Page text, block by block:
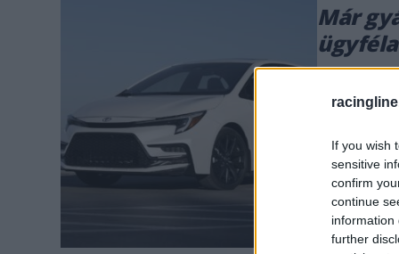
If you wish
sensitive
confirm
continue
information
further
Már
zajlik, a
gyártanak,
[&hellip;]